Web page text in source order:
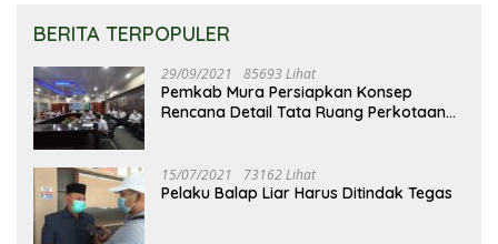
BERITA TERPOPULER
29/09/2021 85693 Lihat
Pemkab Mura Persiapkan Konsep
Rencana Detail Tata Ruang Perkotaan
15/07/2021 73162 Lihat
Pelaku Balap Liar Harus Ditindak Tegas